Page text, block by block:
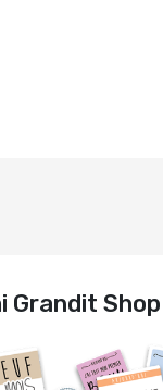
Grandit Shop